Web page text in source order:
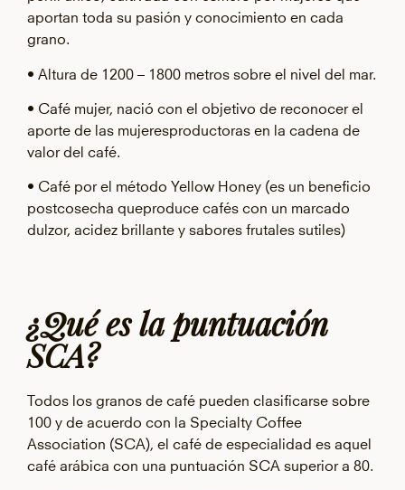
aportan toda su pasión y conocimiento en cada
grano.
• Altura de 1200 – 1800 metros sobre el nivel del mar.
• Café mujer, nació con el objetivo de reconocer el
aporte de las mujeresproductoras en la cadena de
valor del café.
• Café por el método Yellow Honey (es un beneficio
postcosecha queproduce cafés con un marcado
dulzor, acidez brillante y sabores frutales sutiles)
¿Qué es la puntuación
SCA?
Todos los granos de café pueden clasificarse sobre
100 y de acuerdo con la Specialty Coffee
Association (SCA), el café de especialidad es aquel
café arábica con una puntuación SCA superior a 80.